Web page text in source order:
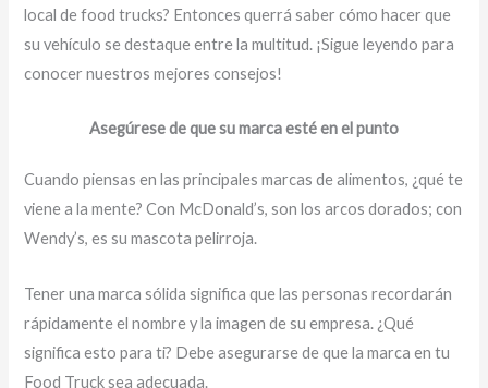
local de food trucks? Entonces querrá saber cómo hacer que
su vehículo se destaque entre la multitud. ¡Sigue leyendo para
conocer nuestros mejores consejos!
Asegúrese de que su marca esté en el punto
Cuando piensas en las principales marcas de alimentos, ¿qué te
viene a la mente? Con McDonald’s, son los arcos dorados; con
Wendy’s, es su mascota pelirroja.
Tener una marca sólida significa que las personas recordarán
rápidamente el nombre y la imagen de su empresa. ¿Qué
significa esto para ti? Debe asegurarse de que la marca en tu
Food Truck sea adecuada.